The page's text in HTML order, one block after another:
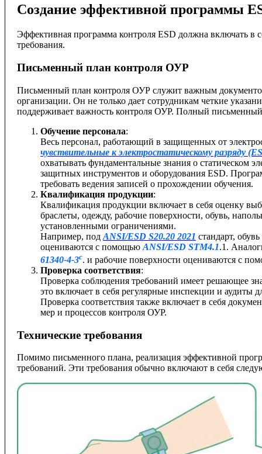
Создание эффективной программы
Эффективная программа контроля ESD должна включать в
требования.
Письменный план контроля ОУР
Письменный план контроля ОУР служит важным
организации. Он не только дает сотрудникам четкие
поддерживает важность контроля ОУР. Полный
Обучение персонала:
Весь персонал, работающий в защищенных от
чувствительные к электростатическому разряду
охватывать фундаментальные знания о статическом
защитных инструментов и оборудования ESD.
требовать ведения записей о прохождении обучения.
Квалификация продукции:
Квалификация продукции включает в себя оценку
браслеты, одежду, рабочие поверхности, обувь,
установленными ограничениями.
Например, под ANSI/ESD S20.20 2021 стандарт,
оцениваются с помощью ANSI/ESD STM4.1.1.
61340-4-3c. и рабочие поверхности оцениваются с
Проверка соответствия:
Проверка соблюдения требований имеет решающее
это включает в себя регулярные инспекции и
Проверка соответствия также включает в себя
мер и процессов контроля ОУР.
Технические требования
Помимо письменного плана, реализация эффективной
требований. Эти требования обычно включают в себя